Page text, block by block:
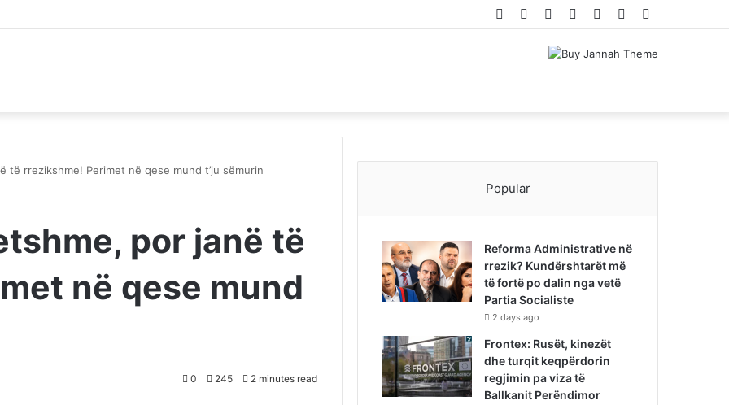
Random
Log
Instagram
YouTube
Twitter
Facebook
të rrezikshme! Perimet në qese mund t’ju sëmurin
por janë të
në qese mund
0 245 2 minutes read
Popular
Reforma Administrative në
rrezik? Kundërshtarët më
të fortë po dalin nga vetë
Partia Socialiste
2 days ago
Frontex: Rusët, kinezët
dhe turqit keqpërdorin
regjimin pa viza të
Ballkanit Perëndimor